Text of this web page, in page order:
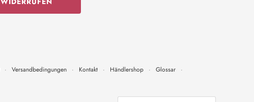
· Versandbedingungen · Kontakt · Händlershop · Glossar
·